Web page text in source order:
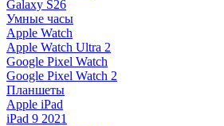
Galaxy S26
Умные часы
Apple Watch
Apple Watch Ultra 2
Google Pixel Watch
Google Pixel Watch 2
Планшеты
Apple iPad
iPad 9 2021